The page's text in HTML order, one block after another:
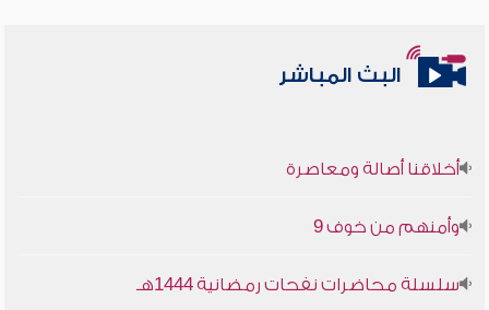
البث المباشر
أخلاقنا أصالة ومعاصرة
وأمنهم من خوف 9
سلسلة محاضرات نفحات رمضانية 1444هـ